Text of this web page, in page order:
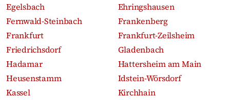
Egelsbach
Ehringshausen
Fernwald-Steinbach
Frankenberg
Frankfurt
Frankfurt-Zeilsheim
Friedrichsdorf
Gladenbach
Hadamar
Hattersheim am Main
Heusenstamm
Idstein-Wörsdorf
Kassel
Kirchhain